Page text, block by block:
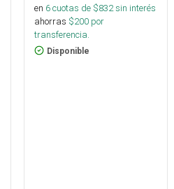
en 6cuotas de $832sin interés
ahorras $200 por
transferencia.
Disponible